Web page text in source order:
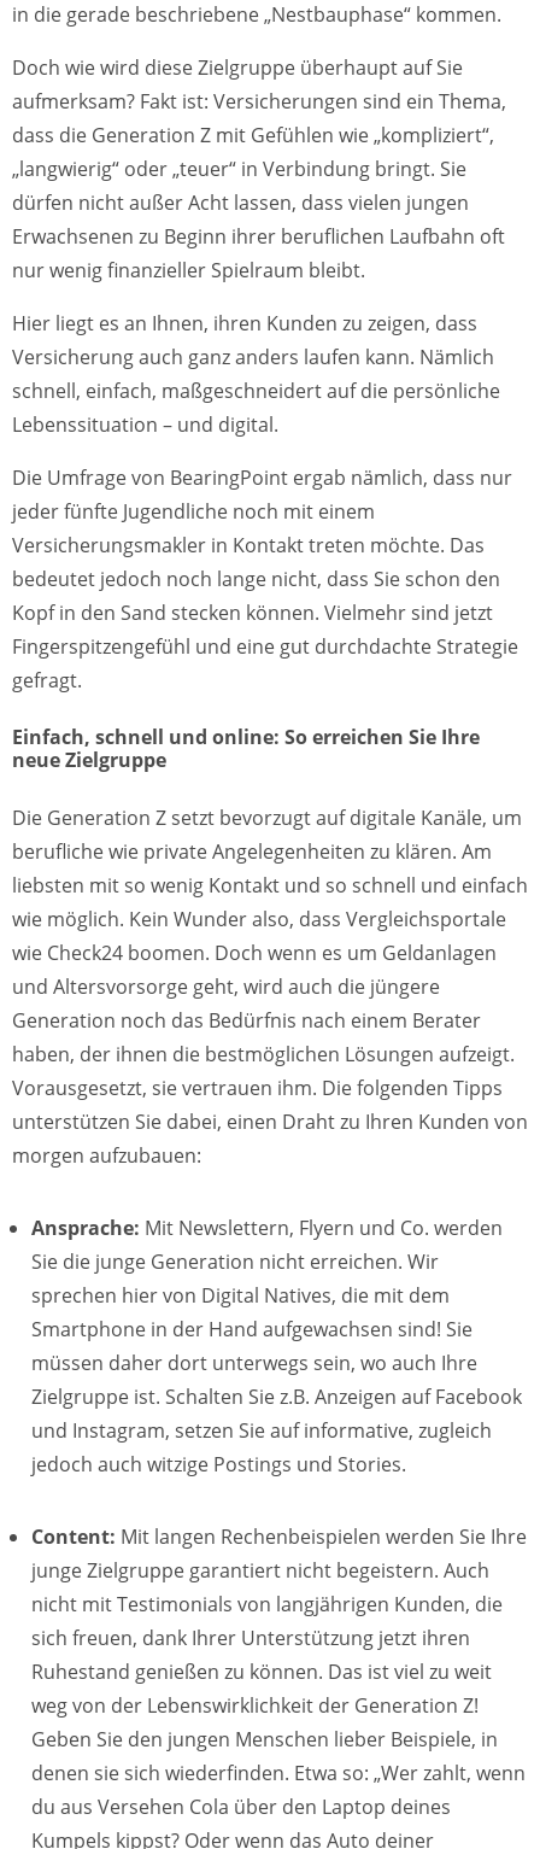
in die gerade beschriebene „Nestbauphase“ kommen.
Doch wie wird diese Zielgruppe überhaupt auf Sie
aufmerksam? Fakt ist: Versicherungen sind ein Thema,
dass die Generation Z mit Gefühlen wie „kompliziert“,
„langwierig“ oder „teuer“ in Verbindung bringt. Sie
dürfen nicht außer Acht lassen, dass vielen jungen
Erwachsenen zu Beginn ihrer beruflichen Laufbahn oft
nur wenig finanzieller Spielraum bleibt.
Hier liegt es an Ihnen, ihren Kunden zu zeigen, dass
Versicherung auch ganz anders laufen kann. Nämlich
schnell, einfach, maßgeschneidert auf die persönliche
Lebenssituation – und digital.
Die Umfrage von BearingPoint ergab nämlich, dass nur
jeder fünfte Jugendliche noch mit einem
Versicherungsmakler in Kontakt treten möchte. Das
bedeutet jedoch noch lange nicht, dass Sie schon den
Kopf in den Sand stecken können. Vielmehr sind jetzt
Fingerspitzengefühl und eine gut durchdachte Strategie
gefragt.
Einfach, schnell und online: So erreichen Sie Ihre
neue Zielgruppe
Die Generation Z setzt bevorzugt auf digitale Kanäle, um
berufliche wie private Angelegenheiten zu klären. Am
liebsten mit so wenig Kontakt und so schnell und einfach
wie möglich. Kein Wunder also, dass Vergleichsportale
wie Check24 boomen. Doch wenn es um Geldanlagen
und Altersvorsorge geht, wird auch die jüngere
Generation noch das Bedürfnis nach einem Berater
haben, der ihnen die bestmöglichen Lösungen aufzeigt.
Vorausgesetzt, sie vertrauen ihm. Die folgenden Tipps
unterstützen Sie dabei, einen Draht zu Ihren Kunden von
morgen aufzubauen:
Ansprache: Mit Newslettern, Flyern und Co. werden
Sie die junge Generation nicht erreichen. Wir
sprechen hier von Digital Natives, die mit dem
Smartphone in der Hand aufgewachsen sind! Sie
müssen daher dort unterwegs sein, wo auch Ihre
Zielgruppe ist. Schalten Sie z.B. Anzeigen auf Facebook
und Instagram, setzen Sie auf informative, zugleich
jedoch auch witzige Postings und Stories.
Content: Mit langen Rechenbeispielen werden Sie Ihre
junge Zielgruppe garantiert nicht begeistern. Auch
nicht mit Testimonials von langjährigen Kunden, die
sich freuen, dank Ihrer Unterstützung jetzt ihren
Ruhestand genießen zu können. Das ist viel zu weit
weg von der Lebenswirklichkeit der Generation Z!
Geben Sie den jungen Menschen lieber Beispiele, in
denen sie sich wiederfinden. Etwa so: „Wer zahlt, wenn
du aus Versehen Cola über den Laptop deines
Kumpels kippst? Oder wenn das Auto deiner